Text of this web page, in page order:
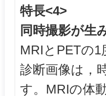
特長<4>
同時撮影が生
MRIとPETの
診断画像は，
す。MRIの体